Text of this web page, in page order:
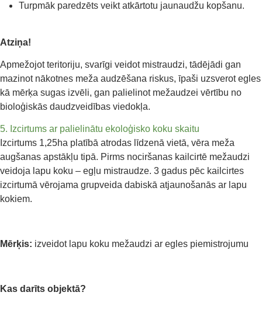
Turpmāk paredzēts veikt atkārtotu jaunaudžu kopšanu.
Atziņa!
Apmežojot teritoriju, svarīgi veidot mistraudzi, tādējādi gan
mazinot nākotnes meža audzēšana riskus, īpaši uzsverot egles
kā mērķa sugas izvēli, gan palielinot mežaudzei vērtību no
bioloģiskās daudzveidības viedokļa.
5. Izcirtums ar palielinātu ekoloģisko koku skaitu
Izcirtums 1,25ha platībā atrodas līdzenā vietā, vēra meža
augšanas apstākļu tipā. Pirms nociršanas kailcirtē mežaudzi
veidoja lapu koku – egļu mistraudze. 3 gadus pēc kailcirtes
izcirtumā vērojama grupveida dabiskā atjaunošanās ar lapu
kokiem.
Mērķis: izveidot lapu koku mežaudzi ar egles piemistrojumu
Kas darīts objektā?